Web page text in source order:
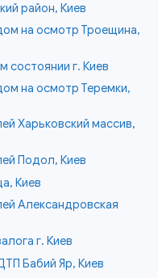
район, Киев
на осмотр Троещина,
состоянии г. Киев
на осмотр Теремки,
Харьковский массив,
Подол, Киев
Киев
Александровская
г. Киев
Бабий Яр, Киев